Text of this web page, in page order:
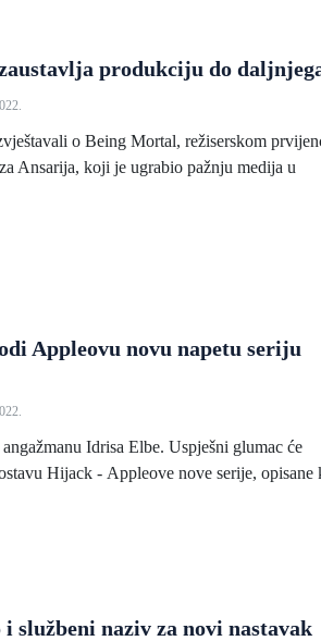
produkciju do
o Being Mortal, režiserskom
Ansarija, koji je ugrabio pažnju medija u
Appleovu novu napetu seriju
Idrisa Elbe. Uspješni glumac će
Hijack - Appleove nove serije, opisane
službeni naziv za novi nastavak